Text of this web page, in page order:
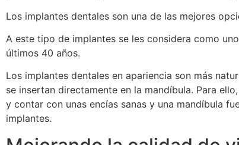
Los implantes dentales son una de las mejores
A este tipo de implantes se les considera como
últimos 40 años.
Los implantes dentales en apariencia son más
se insertan directamente en la mandíbula. Para
y contar con unas encías sanas y una mandíbula
implantes.